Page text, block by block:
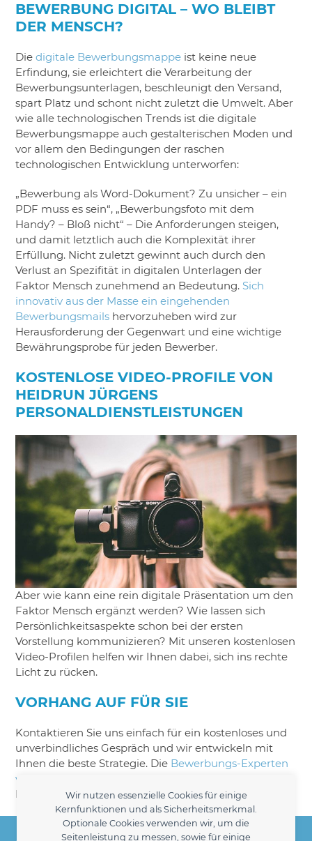
Wir nutzen essenzielle Cookies für einige
Kernfunktionen und als Sicherheitsmerkmal.
Optionale Cookies verwenden wir, um die
Seitenleistung zu messen, sowie für einige
BEWERBUNG DIGITAL – WO BLEIBT
DER MENSCH?
Diedigitale Bewerbungsmappe ist keine neue
Erfindung, sie erleichtert die Verarbeitung der
Bewerbungsunterlagen, beschleunigt den Versand,
spart Platz und schont nicht zuletzt die Umwelt. Aber
wie alle technologischen Trends ist die digitale
Bewerbungsmappe auch gestalterischen Moden und
vor allem den Bedingungen der raschen
technologischen Entwicklung unterworfen:
„Bewerbung als Word-Dokument? Zu unsicher – ein
PDF muss es sein“, „Bewerbungsfoto mit dem
Handy? – Bloß nicht“ – Die Anforderungen steigen,
und damit letztlich auch die Komplexität ihrer
Erfüllung. Nicht zuletzt gewinnt auch durch den
Verlust an Spezifität in digitalen Unterlagen der
Faktor Mensch zunehmend an Bedeutung. Sich
innovativ aus der Masse ein eingehenden
Bewerbungsmails hervorzuheben wird zur
Herausforderung der Gegenwart und eine wichtige
Bewährungsprobe für jeden Bewerber.
KOSTENLOSE VIDEO-PROFILE VON
HEIDRUN JÜRGENS
PERSONALDIENSTLEISTUNGEN
Aber wie kann eine rein digitale Präsentation um den
Faktor Mensch ergänzt werden? Wie lassen sich
Persönlichkeitsaspekte schon bei der ersten
Vorstellung kommunizieren? Mit unseren kostenlosen
Video-Profilen helfen wir Ihnen dabei, sich ins rechte
Licht zu rücken.
VORHANG AUF FÜR SIE
Kontaktieren Sie uns einfach für ein kostenloses und
unverbindliches Gespräch und wir entwickeln mit
Ihnen die beste Strategie. Die Bewerbungs-Experten
von Heidrun Jürgens Personaldienstleistungen
Ihnen auf Ihrem Weg zum Traumjob.
Heidrun Jürgens Personaldienstleistungen -